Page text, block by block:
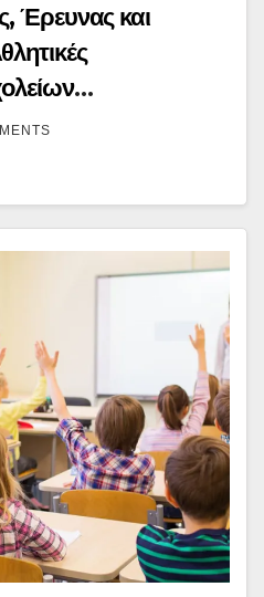
Έρευνας και